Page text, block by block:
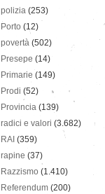
polizia (253)
Porto (12)
povertà (502)
Presepe (14)
Primarie (149)
Prodi (52)
Provincia (139)
radici e valori (3.682)
RAI (359)
rapine (37)
Razzismo (1.410)
Referendum (200)